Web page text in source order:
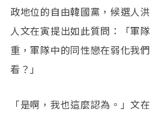
政地位的自由韓國黨，候選人
人文在寅提出如此質問：「軍
重，軍隊中的同性戀在弱化我
看？」
「是啊，我也這麼認為。」文